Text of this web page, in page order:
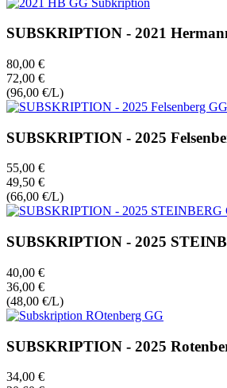
SUBSKRIPTION - 2021
80,00 €
72,00 €
(96,00 €/L)
SUBSKRIPTION - 2025
55,00 €
49,50 €
(66,00 €/L)
SUBSKRIPTION - 2025
40,00 €
36,00 €
(48,00 €/L)
SUBSKRIPTION - 2025
34,00 €